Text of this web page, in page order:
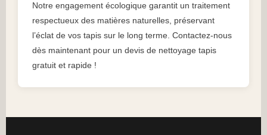
Notre engagement écologique garantit un traitement
respectueux des matières naturelles, préservant
l’éclat de vos tapis sur le long terme. Contactez-nous
dès maintenant pour un devis de nettoyage tapis
gratuit et rapide !